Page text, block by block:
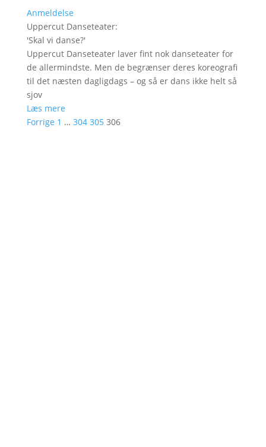
Anmeldelse
Uppercut Danseteater:
'Skal vi danse?'
Uppercut Danseteater laver fint nok danseteater for
de allermindste. Men de begrænser deres koreografi
til det næsten dagligdags – og så er dans ikke helt så
sjov
Læs mere
Forrige 1 … 304 305 306